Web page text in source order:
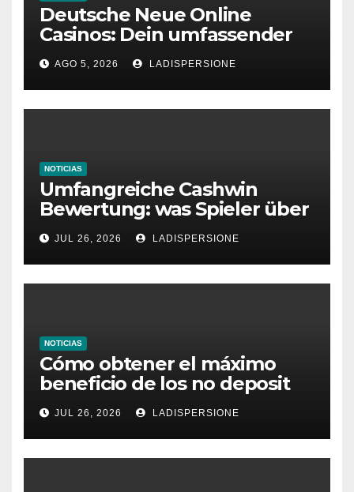
Deutsche Neue Online
Casinos: Dein umfassender
Ratgeber für moderne
Glücksspielplattformen
AGO 5, 2026 LADISPERSIONE
NOTICIAS
Umfangreiche Cashwin
Bewertung: was Spieler über
dieses Casino denken
JUL 26, 2026 LADISPERSIONE
NOTICIAS
Cómo obtener el máximo
beneficio de los no deposit
bonus codes de roby casino
JUL 26, 2026 LADISPERSIONE